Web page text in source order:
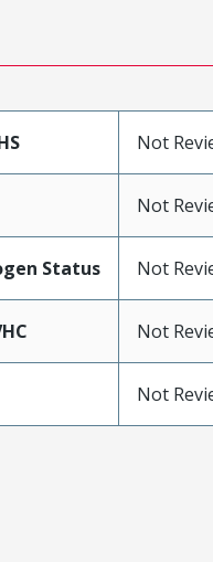
Not
Not
Status Not
Not
Not